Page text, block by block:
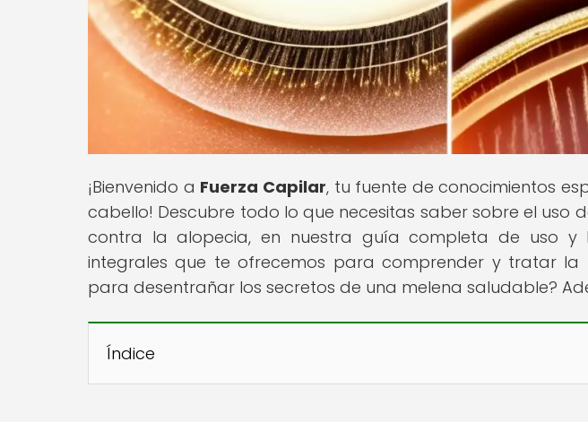
¡Bienvenido a Fuerza Capilar, tu fuente de conocimientos
cabello! Descubre todo lo que necesitas saber sobre el uso
contra la alopecia, en nuestra guía completa de uso y
integrales que te ofrecemos para comprender y tratar la
para desentrañar los secretos de una melena saludable?
Índice